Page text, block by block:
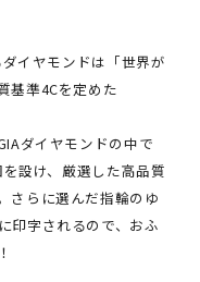
イヤモンドは「世界が
基準4Cを定めた
ダイヤモンドの中で
設け、厳選した高品質
さらに選んだ指輪のゆ
印字されるので、おふ